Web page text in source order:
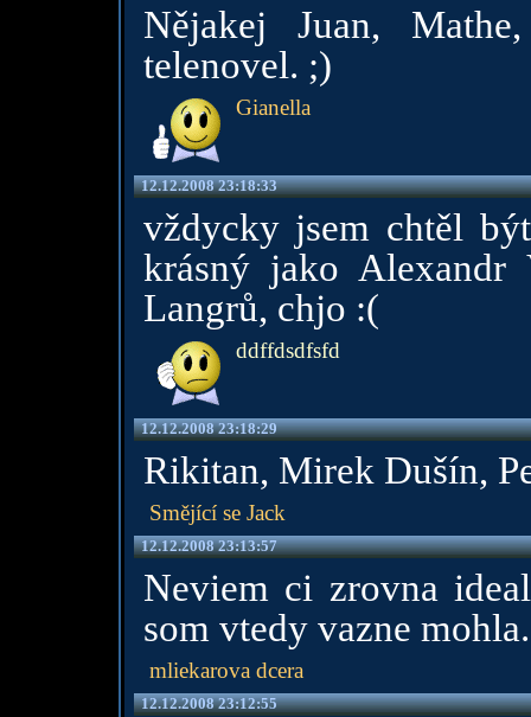
Nějakej Juan,
telenovel. ;)
Gianella
12.12.2008 23:18:33
vždycky jsem chtěl
krásný jako
Langrů, chjo :(
ddffdsdfsfd
12.12.2008 23:18:29
Rikitan, Mirek Dušín,
Smějící se Jack
12.12.2008 23:13:57
Neviem ci zrovna
som vtedy vazne mohla.
mliekarova dcera
12.12.2008 23:12:55